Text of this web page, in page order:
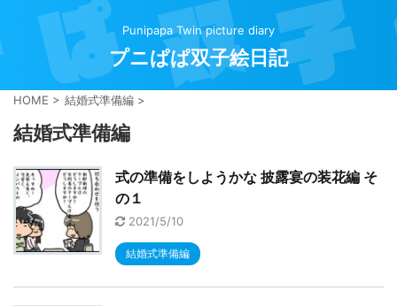
Punipapa Twin picture diary
プニぱぱ双子絵日記
HOME > 結婚式準備編 >
結婚式準備編
式の準備をしようかな 披露宴の装花編 そ
の１
2021/5/10
結婚式準備編